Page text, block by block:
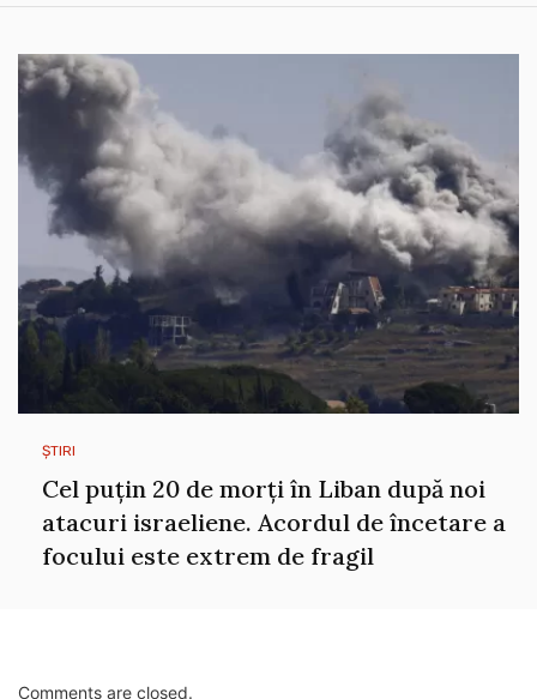
ȘTIRI
Cel puțin 20 de morți în Liban după noi
atacuri israeliene. Acordul de încetare a
focului este extrem de fragil
Comments are closed.